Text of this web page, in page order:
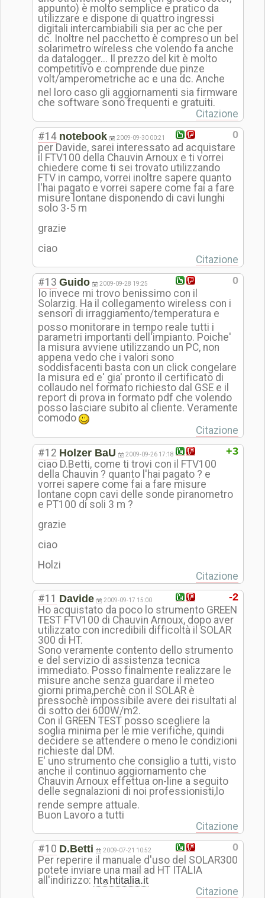
appunto) è molto semplice e pratico da
utilizzare e dispone di quattro ingressi
digitali intercambiabili sia per ac che per
dc. Inoltre nel pacchetto è compreso un bel
solarimetro wireless che volendo fa anche
da datalogger... Il prezzo del kit è molto
competitivo e comprende due pinze
volt/amperometriche ac e una dc. Anche
nel loro caso gli aggiornamenti sia firmware
che software sono frequenti e gratuiti.
Citazione
0
#14 notebook 2009-09-30 00:21
per Davide, sarei interessato ad acquistare
il FTV100 della Chauvin Arnoux e ti vorrei
chiedere come ti sei trovato utilizzando
FTV in campo, vorrei inoltre sapere quanto
l'hai pagato e vorrei sapere come fai a fare
misure lontane disponendo di cavi lunghi
solo 3-5 m
grazie
ciao
Citazione
0
#13 Guido 2009-09-28 19:25
Io invece mi trovo benissimo con il
Solarzig. Ha il collegamento wireless con i
sensori di irraggiamento/temperatura e
posso monitorare in tempo reale tutti i
parametri importanti dell'impianto. Poiche'
la misura avviene utilizzando un PC, non
appena vedo che i valori sono
soddisfacenti basta con un click congelare
la misura ed e' gia' pronto il certificato di
collaudo nel formato richiesto dal GSE e il
report di prova in formato pdf che volendo
posso lasciare subito al cliente. Veramente
comodo
Citazione
+3
#12 Holzer BaU 2009-09-26 17:18
ciao D.Betti, come ti trovi con il FTV100
della Chauvin ? quanto l'hai pagato ? e
vorrei sapere come fai a fare misure
lontane copn cavi delle sonde piranometro
e PT100 di soli 3 m ?
grazie
ciao
Holzi
Citazione
-2
#11 Davide 2009-09-17 15:00
Ho acquistato da poco lo strumento GREEN
TEST FTV100 di Chauvin Arnoux, dopo aver
utilizzato con incredibili difficoltà il SOLAR
300 di HT.
Sono veramente contento dello strumento
e del servizio di assistenza tecnica
immediato. Posso finalmente realizzare le
misure anche senza guardare il meteo
giorni prima,perchè con il SOLAR è
pressochè impossibile avere dei risultati al
di sotto dei 600W/m2.
Con il GREEN TEST posso scegliere la
soglia minima per le mie verifiche, quindi
decidere se attendere o meno le condizioni
richieste dal DM.
E' uno strumento che consiglio a tutti, visto
anche il continuo aggiornamento che
Chauvin Arnoux effettua on-line a seguito
delle segnalazioni di noi professionisti, lo
rende sempre attuale.
Buon Lavoro a tutti
Citazione
0
#10 D.Betti 2009-07-21 10:52
Per reperire il manuale d'uso del SOLAR300
potete inviare una mail ad HT ITALIA
all'indirizzo: ht
htitalia.it
Citazione